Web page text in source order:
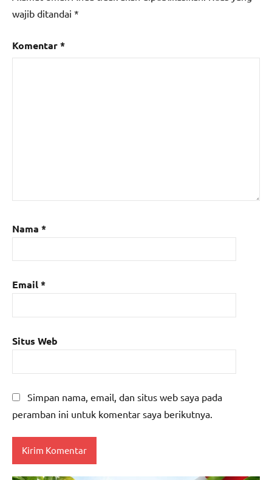
wajib ditandai *
Komentar*
Nama *
Email*
Situs Web
Simpan nama, email, dan situs web saya pada
peramban ini untuk komentar saya berikutnya.